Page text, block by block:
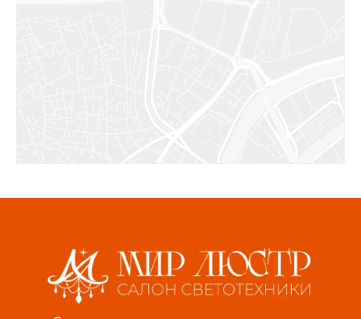
Пенза, ул. Пролетарская, 61 ТЦ "Стройбери"